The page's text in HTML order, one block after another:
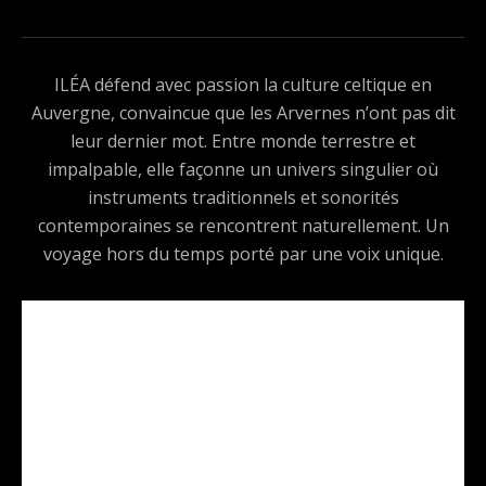
ILÉA défend avec passion la culture celtique en
Auvergne, convaincue que les Arvernes n’ont pas dit
leur dernier mot. Entre monde terrestre et
impalpable, elle façonne un univers singulier où
instruments traditionnels et sonorités
contemporaines se rencontrent naturellement. Un
voyage hors du temps porté par une voix unique.